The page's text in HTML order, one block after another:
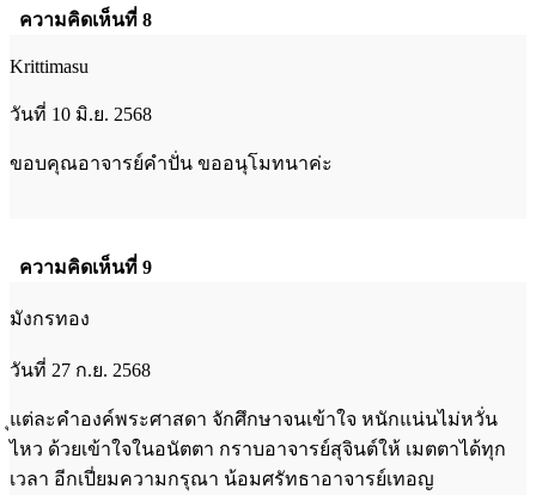
ความคิดเห็นที่ 8
Krittimasu
วันที่ 10 มิ.ย. 2568
ขอบคุณอาจารย์คำปั่น ขออนุโมทนาค่ะ
ความคิดเห็นที่ 9
มังกรทอง
วันที่ 27 ก.ย. 2568
ุแต่ละคำองค์พระศาสดา จักศึกษาจนเข้าใจ หนักแน่นไม่หวั่น
ไหว ด้วยเข้าใจในอนัตตา กราบอาจารย์สุจินต์ให้ เมตตาได้ทุก
เวลา อีกเปี่ยมความกรุณา น้อมศรัทธาอาจารย์เทอญ